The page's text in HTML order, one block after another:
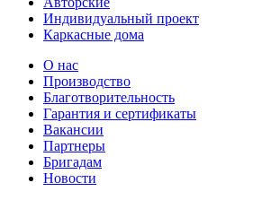
Индивидуальный проект
Каркасные дома
О нас
Производство
Благотворительность
Гарантия и сертификаты
Вакансии
Партнеры
Бригадам
Новости